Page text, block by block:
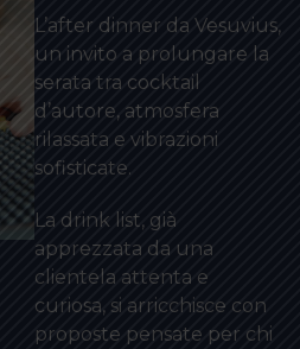
L’after dinner da Vesuvius,
un invito a prolungare la
serata tra cocktail
d’autore, atmosfera
rilassata e vibrazioni
sofisticate.
La drink list, già
apprezzata da una
clientela attenta e
curiosa, si arricchisce con
proposte pensate per chi